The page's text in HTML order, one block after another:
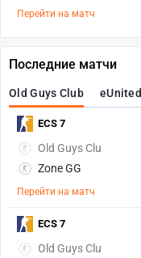
Перейти на матч
Последние матчи
Old Guys Club eUnited
Old Guys Clu
Zone GG
Перейти на матч
ECS 7
Old Guys Clu
ECS 7